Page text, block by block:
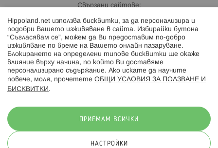
Свързани сайтове:
Hippoland.ro
Последвайте ни:
© 2026 Hippoland.net. Всички права запазени
Hippoland.net използва бисквитки, за да персонализира и
подобри Вашето изживяване в сайта. Избирайки бутона
“Съгласявам се”, можем да Ви предоставим по-добро
изживяване по време на Вашето онлайн пазаруване.
Блокирането на определени типове бисквитки ще окаже
влияние върху начина, по който Ви доставяме
персонализирано съдържание. Ако искате да научите
повече, моля, прочетете ОБЩИ УСЛОВИЯ ЗА ПОЛЗВАНЕ И
БИСКВИТКИ .
ПРИЕМАМ ВСИЧКИ
НАСТРОЙКИ